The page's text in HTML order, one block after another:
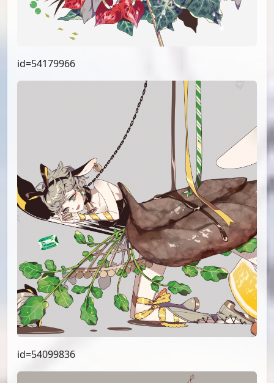
id=54179966
id=54099836